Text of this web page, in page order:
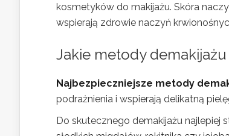
kosmetyków do makijażu. Skóra
wspierają zdrowie naczyń
Jakie metody
Najbezpieczniejsze metody
podrażnienia i wspierają delikatną
Do skutecznego demakijażu najlepiej